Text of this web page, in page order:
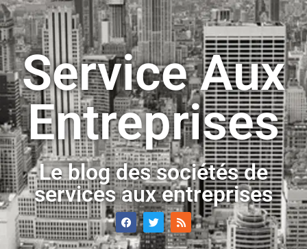
Service Aux
Entreprises
Le blog des sociétés de
services aux entreprises